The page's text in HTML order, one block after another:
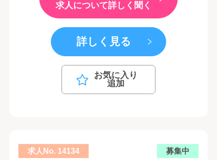
求人について詳しく聞く
詳しく見る
お気に入り
追加
求人No. 14134 募集中